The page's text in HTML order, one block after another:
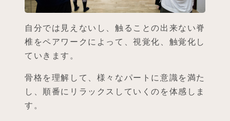
自分では見えないし、触ることの出来ない脊
椎をペアワークによって、視覚化、触覚化し
ていきます。
骨格を理解して、様々なパートに意識を満た
し、順番にリラックスしていくのを体感しま
す。